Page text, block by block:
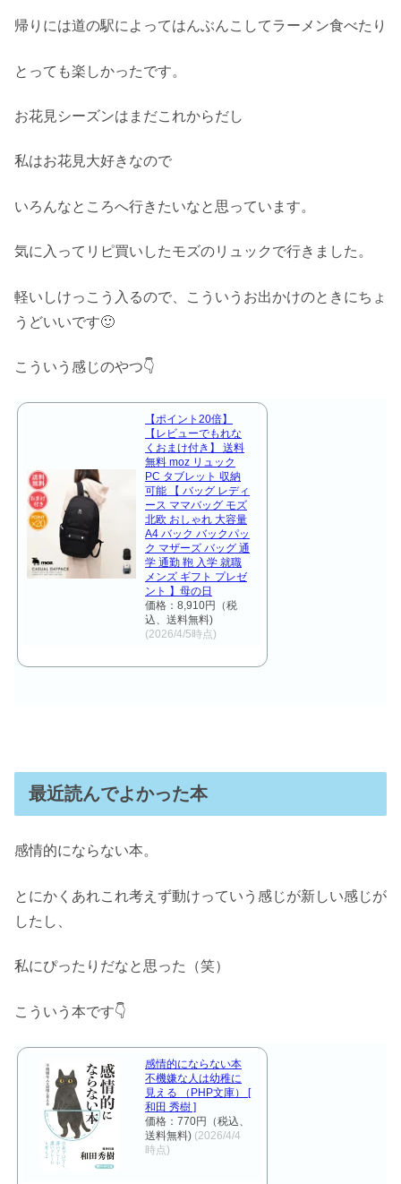
帰りには道の駅によってはんぶんこしてラーメン食べたり
とっても楽しかったです。
お花見シーズンはまだこれからだし
私はお花見大好きなので
いろんなところへ行きたいなと思っています。
気に入ってリピ買いしたモズのリュックで行きました。
軽いしけっこう入るので、こういうお出かけのときにちょ
うどいいです🙂
こういう感じのやつ👇
【ポイント20倍】
【レビューでもれな
くおまけ付き】 送料
無料 moz リュック
PC タブレット 収納
可能 【 バッグ レディ
ース ママバッグ モズ
北欧 おしゃれ 大容量
A4 バック バックパッ
ク マザーズ バッグ 通
学 通勤 鞄 入学 就職
メンズ ギフト プレゼ
ント 】母の日
価格：8,910円（税
込、送料無料)
(2026/4/5時点)
最近読んでよかった本
感情的にならない本。
とにかくあれこれ考えず動けっていう感じが新しい感じが
したし、
私にぴったりだなと思った（笑）
こういう本です👇
感情的にならない本
不機嫌な人は幼稚に
見える （PHP文庫） [
和田 秀樹 ]
価格：770円（税込、
送料無料) (2026/4/4
時点)